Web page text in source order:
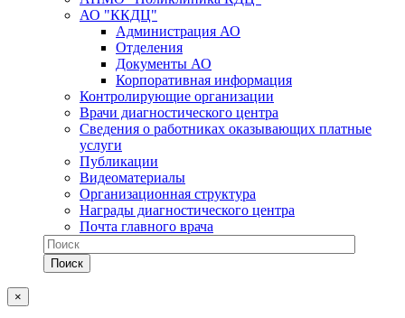
АО "ККДЦ"
Администрация АО
Отделения
Документы АО
Корпоративная информация
Контролирующие организации
Врачи диагностического центра
Сведения о работниках оказывающих платные
услуги
Публикации
Видеоматериалы
Организационная структура
Награды диагностического центра
Почта главного врача
×